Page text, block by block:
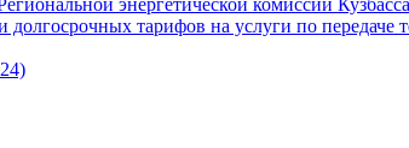
энергетической комиссии
долгосрочных тарифов на услуги по